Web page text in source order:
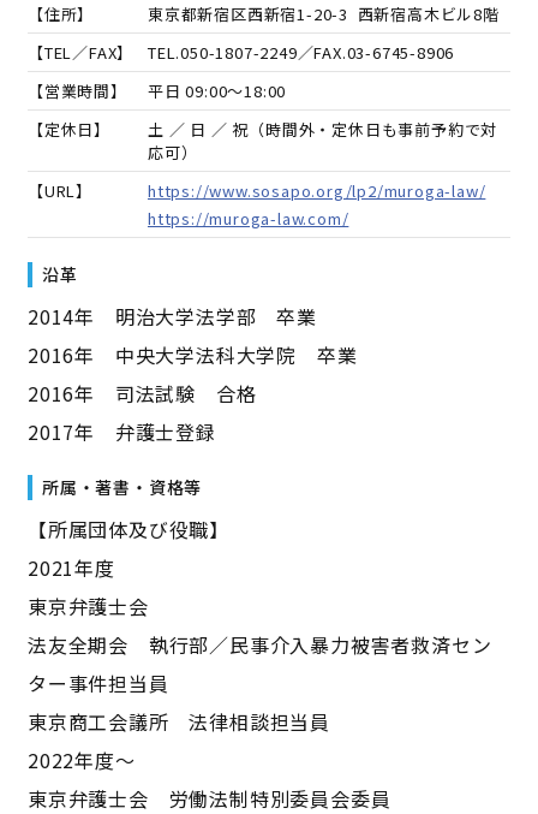
【住所】
東京都新宿区西新宿1-20-3 西新宿高木ビル8階
【TEL／FAX】
TEL.050-1807-2249／FAX.03-6745-8906
【営業時間】
平日 09:00～18:00
【定休日】
土 ／ 日 ／ 祝（時間外・定休日も事前予約で対
応可）
【URL】
https://www.sosapo.org/lp2/muroga-law/
https://muroga-law.com/
沿革
2014年 明治大学法学部 卒業
2016年 中央大学法科大学院 卒業
2016年 司法試験 合格
2017年 弁護士登録
所属・著書・資格等
【所属団体及び役職】
2021年度
東京弁護士会
法友全期会 執行部／民事介入暴力被害者救済セン
ター事件担当員
東京商工会議所 法律相談担当員
2022年度〜
東京弁護士会 労働法制特別委員会委員